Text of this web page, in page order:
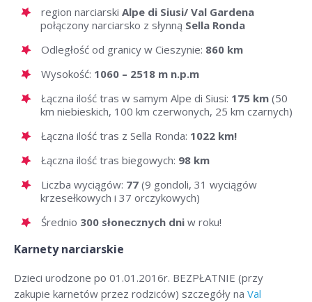
region narciarski Alpe di Siusi/ Val Gardena
połączony narciarsko z słynną Sella Ronda
Odległość od granicy w Cieszynie: 860 km
Wysokość: 1060 – 2518 m n.p.m
Łączna ilość tras w samym Alpe di Siusi: 175 km (50
km niebieskich, 100 km czerwonych, 25 km czarnych)
Łączna ilość tras z Sella Ronda: 1022 km!
Łączna ilość tras biegowych: 98 km
Liczba wyciągów: 77 (9 gondoli, 31 wyciągów
krzesełkowych i 37 orczykowych)
Średnio 300 słonecznych dni w roku!
Karnety narciarskie
Dzieci urodzone po 01.01.2016r. BEZPŁATNIE (przy
zakupie karnetów przez rodziców) szczegóły na Val